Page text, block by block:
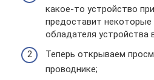
какое-то устройство
предоставит некоторые
обладателя устройства
Теперь открываем
проводнике;